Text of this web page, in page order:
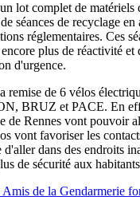
lot complet de matériels
séances de recyclage en
réglementaires. Ces
plus de réactivité et
d'urgence.
remise de 6 vélos
BRUZ et PACE. En
de Rennes vont pouvoir
vont favoriser les
dans des endroits
de sécurité aux
de la Gendarmerie